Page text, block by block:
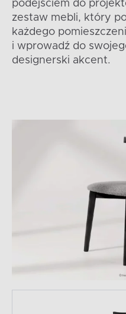
podejściem do
zestaw mebli, który
każdego
i wprowadź do
designerski akcent.